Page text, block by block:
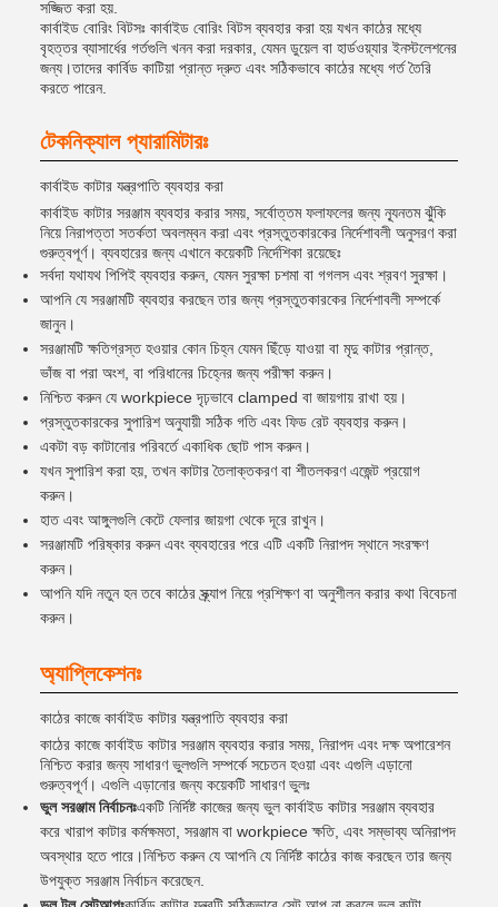
সজ্জিত করা হয়.
কার্বাইড বোরিং বিটসঃ কার্বাইড বোরিং বিটস ব্যবহার করা হয় যখন কাঠের মধ্যে
বৃহত্তর ব্যাসার্ধের গর্তগুলি খনন করা দরকার, যেমন ডুয়েল বা হার্ডওয়্যার ইনস্টলেশনের
জন্য।তাদের কার্বিড কাটিয়া প্রান্ত দ্রুত এবং সঠিকভাবে কাঠের মধ্যে গর্ত তৈরি
করতে পারেন.
টেকনিক্যাল প্যারামিটারঃ
কার্বাইড কাটার যন্ত্রপাতি ব্যবহার করা
কার্বাইড কাটার সরঞ্জাম ব্যবহার করার সময়, সর্বোত্তম ফলাফলের জন্য ন্যূনতম ঝুঁকি
নিয়ে নিরাপত্তা সতর্কতা অবলম্বন করা এবং প্রস্তুতকারকের নির্দেশাবলী অনুসরণ করা
গুরুত্বপূর্ণ। ব্যবহারের জন্য এখানে কয়েকটি নির্দেশিকা রয়েছেঃ
সর্বদা যথাযথ পিপিই ব্যবহার করুন, যেমন সুরক্ষা চশমা বা গগলস এবং শ্রবণ সুরক্ষা।
আপনি যে সরঞ্জামটি ব্যবহার করছেন তার জন্য প্রস্তুতকারকের নির্দেশাবলী সম্পর্কে
জানুন।
সরঞ্জামটি ক্ষতিগ্রস্ত হওয়ার কোন চিহ্ন যেমন ছিঁড়ে যাওয়া বা মৃদু কাটার প্রান্ত,
ভাঁজ বা পরা অংশ, বা পরিধানের চিহ্নের জন্য পরীক্ষা করুন।
নিশ্চিত করুন যে workpiece দৃঢ়ভাবে clamped বা জায়গায় রাখা হয়।
প্রস্তুতকারকের সুপারিশ অনুযায়ী সঠিক গতি এবং ফিড রেট ব্যবহার করুন।
একটা বড় কাটানোর পরিবর্তে একাধিক ছোট পাস করুন।
যখন সুপারিশ করা হয়, তখন কাটার তৈলাক্তকরণ বা শীতলকরণ এজেন্ট প্রয়োগ
করুন।
হাত এবং আঙ্গুলগুলি কেটে ফেলার জায়গা থেকে দূরে রাখুন।
সরঞ্জামটি পরিষ্কার করুন এবং ব্যবহারের পরে এটি একটি নিরাপদ স্থানে সংরক্ষণ
করুন।
আপনি যদি নতুন হন তবে কাঠের স্ক্র্যাপ নিয়ে প্রশিক্ষণ বা অনুশীলন করার কথা বিবেচনা
করুন।
অ্যাপ্লিকেশনঃ
কাঠের কাজে কার্বাইড কাটার যন্ত্রপাতি ব্যবহার করা
কাঠের কাজে কার্বাইড কাটার সরঞ্জাম ব্যবহার করার সময়, নিরাপদ এবং দক্ষ অপারেশন
নিশ্চিত করার জন্য সাধারণ ভুলগুলি সম্পর্কে সচেতন হওয়া এবং এগুলি এড়ানো
গুরুত্বপূর্ণ। এগুলি এড়ানোর জন্য কয়েকটি সাধারণ ভুলঃ
ভুল সরঞ্জাম নির্বাচনঃএকটি নির্দিষ্ট কাজের জন্য ভুল কার্বাইড কাটার সরঞ্জাম ব্যবহার
করে খারাপ কাটার কর্মক্ষমতা, সরঞ্জাম বা workpiece ক্ষতি, এবং সম্ভাব্য অনিরাপদ
অবস্থার হতে পারে।নিশ্চিত করুন যে আপনি যে নির্দিষ্ট কাঠের কাজ করছেন তার জন্য
উপযুক্ত সরঞ্জাম নির্বাচন করেছেন.